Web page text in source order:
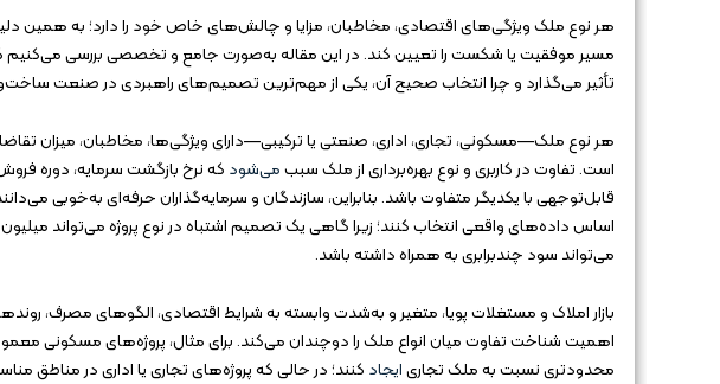
هر نوع ملک ویژگی‌های اقتصادی، مخاطبان، مزایا و چالش‌های خاص خود را دارد؛ به همین
مسیر موفقیت یا شکست را تعیین کند. در این مقاله به‌صورت جامع و تخصصی بررسی می‌کنیم
تأثیر می‌گذارد و چرا انتخاب صحیح آن، یکی از مهم‌ترین تصمیم‌های راهبردی در صنعت
هر نوع ملک—مسکونی، تجاری، اداری، صنعتی یا ترکیبی—دارای ویژگی‌ها، مخاطبان، میزان
است. تفاوت در کاربری و نوع بهره‌برداری از ملک سببمی‌شود که نرخ بازگشت سرمایه، دوره
قابل‌توجهی با یکدیگر متفاوت باشد. بنابراین، سازندگان و سرمایه‌گذاران حرفه‌ای به‌خوبی
اساس داده‌های واقعی انتخاب کنند؛ زیرا گاهی یک تصمیم اشتباه در نوع پروژه می‌تواند
می‌تواند سود چندبرابری به همراه داشته باشد.
بازار املاک و مستغلات پویا، متغیر و به‌شدت وابسته به شرایط اقتصادی، الگوهای مصرف،
اهمیت شناخت تفاوت میان انواع ملک را دوچندان می‌کند. برای مثال، پروژه‌های مسکونی
محدودتری نسبت به ملک تجاریایجاد کنند؛ در حالی که پروژه‌های تجاری یا اداری در مناطق